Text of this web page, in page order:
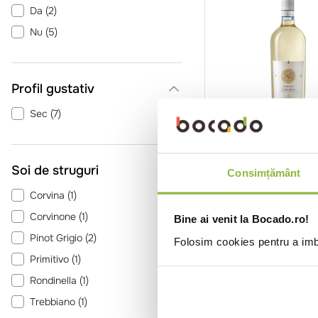
Consimțământ
Bine ai venit la Bocado.ro!
Folosim cookies pentru a
Da (2)
Nu (5)
Profil gustativ
Sec (7)
Soi de struguri
Corvina (1)
Corvinone (1)
Pinot Grigio (2)
Primitivo (1)
Rondinella (1)
Trebbiano (1)
Tarcisio Lugana
0.75l